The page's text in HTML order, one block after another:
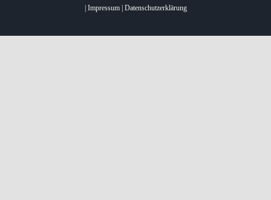
Impressum| Datenschutzerklärung